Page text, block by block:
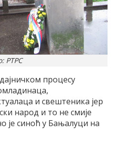
РТРС
процесу
и свештеника јер
народ и то не смије
је синоћ у Бањалуци на